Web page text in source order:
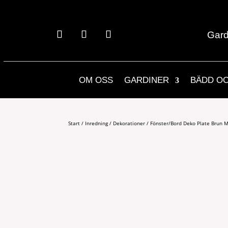
OM OSS GARDINER BÄDD
Start / Inredning/ Dekorationer / Fönster/Bord Deko Plate Brun